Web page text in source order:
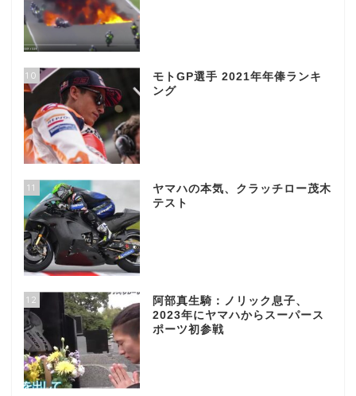
10
モトGP選手 2021年年俸ランキ
ング
11
ヤマハの本気、クラッチロー茂木
テスト
12
阿部真生騎：ノリック息子、
2023年にヤマハからスーパース
ポーツ初参戦